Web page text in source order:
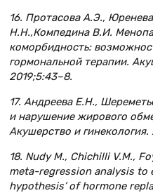
16. Протасова А.Э.,
Н.Н.,Компедина В.И.
коморбидность:
гормональной терапии.
2019;5:43–8.
17. Андреева Е.Н.,
и нарушение жирового
Акушерство и гинекология.
18. Nudy M., Chichilli V.M.,
meta-regression analysis to
hypothesis’ of hormone